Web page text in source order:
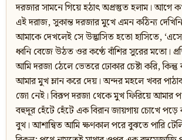
দরজার সামনে গিয়ে হঠাৎ অপ্রস্তুত হলাম। আগে
এই দরাজ, সুকান্ত দরজার মুখে এমন কঠিন্য
আমাকে দেখলেই সে উদ্ভাসিত হতো হাসিতে,
ধ্বনি বেজে উঠত ওর কণ্ঠে বাঁশির সুরের মতো।
আমি দরজা ঠেলে ভেতরে ঢোকার চেষ্টা করি, কিন্তু
আমার মুখ ম্লান করে দেয়। অন্দর মহলে খবর
জো নেই। বিরূপ দরজা থেকে মুখ ফিরিয়ে আমার
বহুদূর হেঁটে হেঁটে এক বিরান জায়গায় চোখে পড়ে
বুথ। আশান্বিত আমি ক্ষণকাল পরে বুঝতে পারি